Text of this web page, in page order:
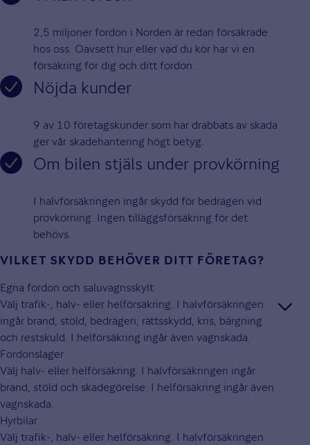
2,5 miljoner fordon i Norden är redan försäkrade
hos oss. Oavsett hur eller vad du kör har vi en
försäkring för dig och ditt fordon.
Nöjda kunder
9 av 10 företagskunder som har drabbats av skada
ger vår skadehantering högt betyg.
Om bilen stjäls under provkörning
I halvförsäkringen ingår skydd för bedrägeri vid
provkörning. Ingen tilläggsförsäkring för det
behövs.
VILKET SKYDD BEHÖVER DITT FÖRETAG?
Egna fordon och saluvagnsskylt
Välj trafik-, halv- eller helförsäkring. I halvförsäkringen
ingår brand, stöld, bedrägeri, rättsskydd, kris, bärgning
och restskuld. I helförsäkring ingår även vagnskada.
Fordonslager
Välj halv- eller helförsäkring. I halvförsäkringen ingår
brand, stöld och skadegörelse. I helförsäkring ingår även
vagnskada.
Hyrbilar
Välj trafik-, halv- eller helförsäkring. I halvförsäkringen